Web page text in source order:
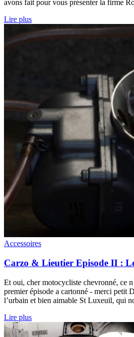
avons fait pour vous présenter la firme
Lire plus
Accessoires
Carzo & Lieutier Episode II :
Et oui, cher motocycliste chevronné, ce
premier épisode a cartonné - merci petit
l’urbain et bien aimable St Luxeuil, qui
Lire plus